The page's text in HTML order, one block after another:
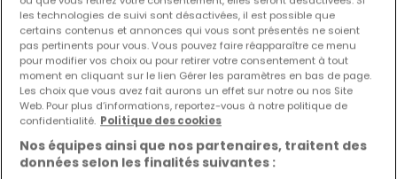
Les nouvelles annonces et baisses de prix en
avant première !
Activez une alerte sur cette recherche pour recevoir les
nouveaux biens ainsi que les changements de prix dans
votre boite email !
Créez une alerte
les technologies de suivi sont désactivées, il est possible que
certains contenus et annonces qui vous sont présentés ne soient
pas pertinents pour vous. Vous pouvez faire réapparaître ce menu
pour modifier vos choix ou pour retirer votre consentement à tout
moment en cliquant sur le lien Gérer les paramètres en bas de page.
Les choix que vous avez fait aurons un effet sur notre ou nos Site
Web. Pour plus d’informations, reportez-vous à notre politique de
confidentialité. Politique des cookies
Nos équipes ainsi que nos partenaires, traitent des
données selon les finalités suivantes :